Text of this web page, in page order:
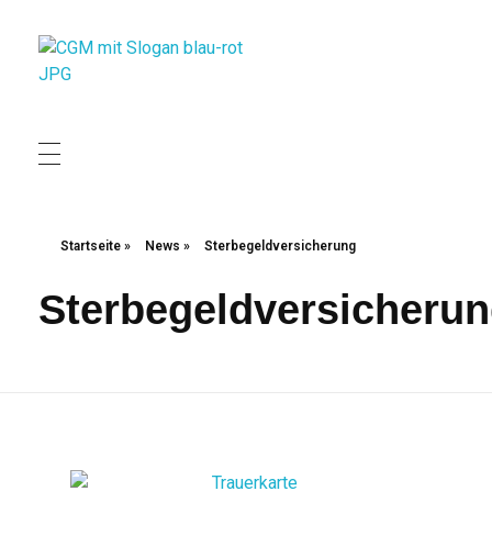
Startseite » News » Sterbegeldversicherung